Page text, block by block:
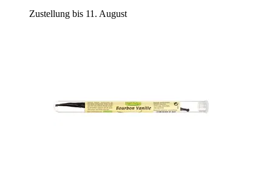
Zustellung bis 11. August